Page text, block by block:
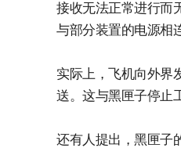
接收无法正常进行而
与部分装置的电源相
实际上，飞机向外界
送。这与黑匣子停止
还有人提出，黑匣子